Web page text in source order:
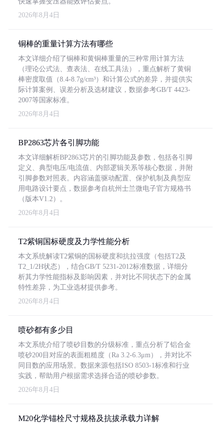
2026年8月4日
铜棒的重量计算方法有哪些
本文详细介绍了铜棒和黄铜棒重量的三种常用计算方法
（理论公式法、查表法、在线工具法），重点解析了黄铜
棒密度取值（8.4-8.7g/cm³）和计算公式的差异，并提供实
际计算案例、误差分析及选材建议，数据参考GB/T 4423-
2007等国家标准。
2026年8月4日
BP2863芯片各引脚功能
本文详细解析BP2863芯片的引脚功能及参数，包括各引脚
定义、典型电压/电流值、内部逻辑关系等核心数据，并附
引脚参数对照表。内容涵盖驱动配置、保护机制及典型应
用电路设计要点，数据参考自杭州士兰微电子官方规格书
（版本V1.2）。
2026年8月4日
T2紫铜国标硬度及力学性能分析
本文系统解读T2紫铜的国标硬度和抗拉强度（包括T2及
T2_1/2H状态），结合GB/T 5231-2012标准数据，详细分
析其力学性能指标及影响因素，并对比不同状态下的金属
特性差异，为工业选材提供参考。
2026年8月4日
喷砂都有多少目
本文系统介绍了喷砂目数的分级标准，重点分析了铝合金
喷砂200目对应的表面粗糙度（Ra 3.2-6.3μm），并对比不
同目数的应用场景。数据来源包括ISO 8503-1标准和行业
实践，帮助用户根据需求选择合适的喷砂参数。
2026年8月4日
M20化学锚栓尺寸规格及抗拔承载力详解